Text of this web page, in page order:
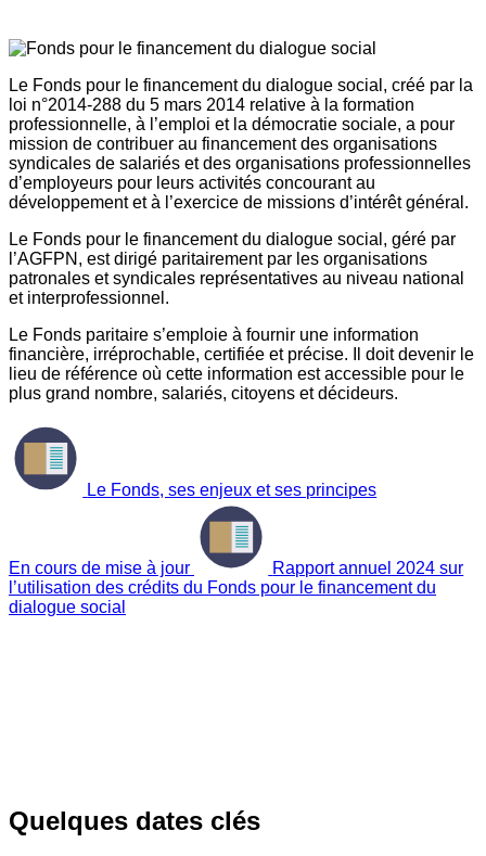
Le Fonds pour le financement du dialogue social, créé par la
loi n°2014-288 du 5 mars 2014 relative à la formation
professionnelle, à l’emploi et la démocratie sociale, a pour
mission de contribuer au financement des organisations
syndicales de salariés et des organisations professionnelles
d’employeurs pour leurs activités concourant au
développement et à l’exercice de missions d’intérêt général.
Le Fonds pour le financement du dialogue social, géré par
l’AGFPN, est dirigé paritairement par les organisations
patronales et syndicales représentatives au niveau national
et interprofessionnel.
Le Fonds paritaire s’emploie à fournir une information
financière, irréprochable, certifiée et précise. Il doit devenir le
lieu de référence où cette information est accessible pour le
plus grand nombre, salariés, citoyens et décideurs.
Le Fonds, ses enjeux et ses principes
En cours de mise à jour
Rapport annuel 2024 sur
l’utilisation des crédits du Fonds pour le financement du
dialogue social
Quelques dates clés